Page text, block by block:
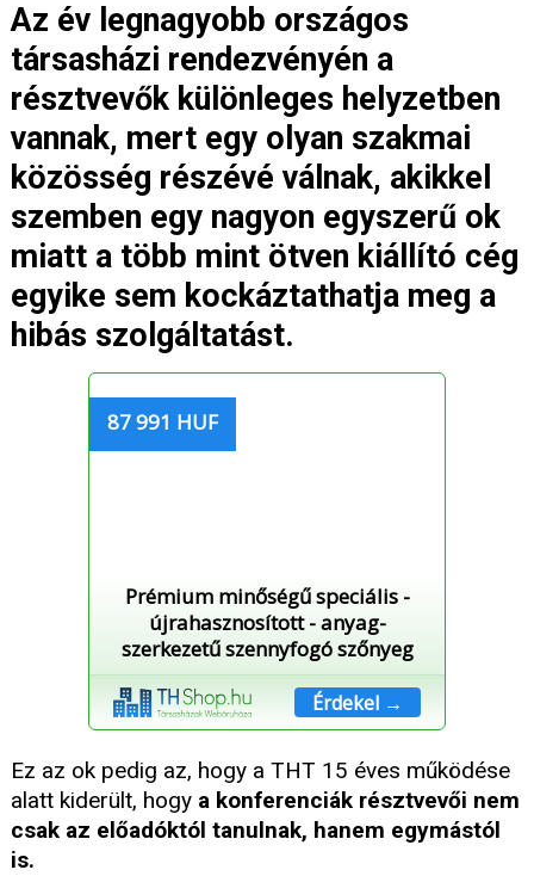
Az év legnagyobb országos
társasházi rendezvényén a
résztvevők különleges helyzetben
vannak, mert egy olyan szakmai
közösség részévé válnak, akikkel
szemben egy nagyon egyszerű ok
miatt a több mint ötven kiállító cég
egyike sem kockáztathatja meg a
hibás szolgáltatást.
87 991 HUF
Prémium minőségű speciális -
újrahasznosított - anyag-
szerkezetű szennyfogó szőnyeg
Érdekel →
Ez az ok pedig az, hogy a THT 15 éves működése
alatt kiderült, hogy a konferenciák résztvevői nem
csak az előadóktól tanulnak, hanem egymástól
is.